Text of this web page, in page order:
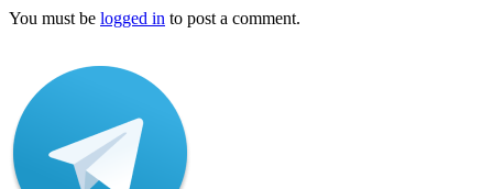
You must be logged in to post a comment.